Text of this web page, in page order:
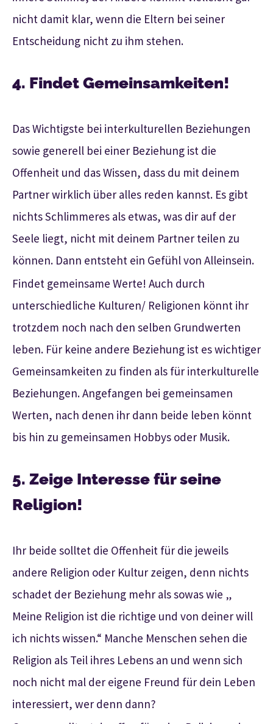
nicht damit klar, wenn die Eltern bei seiner
Entscheidung nicht zu ihm stehen.
4. Findet Gemeinsamkeiten!
Das Wichtigste bei interkulturellen Beziehungen
sowie generell bei einer Beziehung ist die
Offenheit und das Wissen, dass du mit deinem
Partner wirklich über alles reden kannst. Es gibt
nichts Schlimmeres als etwas, was dir auf der
Seele liegt, nicht mit deinem Partner teilen zu
können. Dann entsteht ein Gefühl von Alleinsein.
Findet gemeinsame Werte! Auch durch
unterschiedliche Kulturen/ Religionen könnt ihr
trotzdem noch nach den selben Grundwerten
leben. Für keine andere Beziehung ist es wichtiger
Gemeinsamkeiten zu finden als für interkulturelle
Beziehungen. Angefangen bei gemeinsamen
Werten, nach denen ihr dann beide leben könnt
bis hin zu gemeinsamen Hobbys oder Musik.
5. Zeige Interesse für seine
Religion!
Ihr beide solltet die Offenheit für die jeweils
andere Religion oder Kultur zeigen, denn nichts
schadet der Beziehung mehr als sowas wie „
Meine Religion ist die richtige und von deiner will
ich nichts wissen.“ Manche Menschen sehen die
Religion als Teil ihres Lebens an und wenn sich
noch nicht mal der eigene Freund für dein Leben
interessiert, wer denn dann?